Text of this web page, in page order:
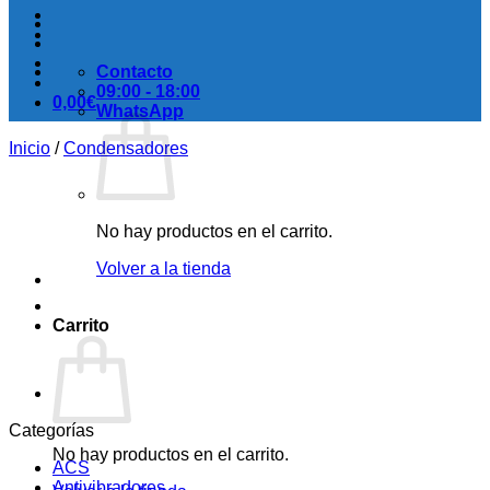
0,00€
No hay productos en el carrito.
Volver a la tienda
Carrito
No hay productos en el carrito.
Contacto
09:00 - 18:00
WhatsApp
Inicio / Condensadores
Categorías
ACS